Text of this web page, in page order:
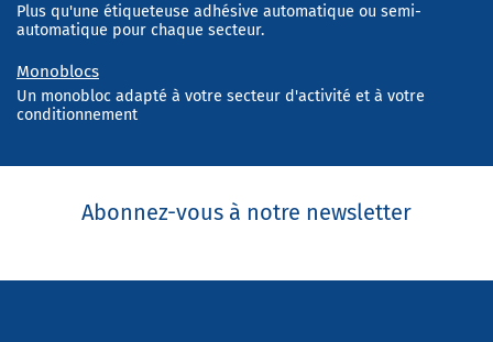
Plus qu'une étiqueteuse adhésive automatique ou semi-
automatique pour chaque secteur.
Monoblocs
Un monobloc adapté à votre secteur d'activité et à votre
conditionnement
Abonnez-vous à notre newsletter